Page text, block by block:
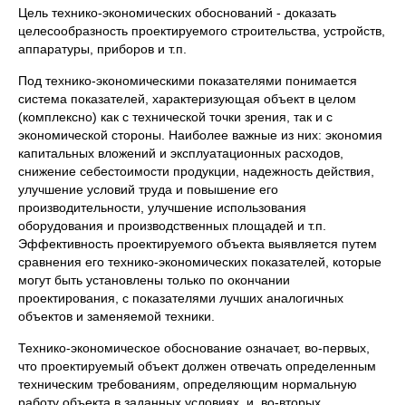
Цель технико-экономических обоснований - доказать
целесообразность проектируемого строительства, устройств,
аппаратуры, приборов и т.п.
Под технико-экономическими показателями понимается
система показателей, характеризующая объект в целом
(комплексно) как с технической точки зрения, так и с
экономической стороны. Наиболее важные из них: экономия
капитальных вложений и эксплуатационных расходов,
снижение себестоимости продукции, надежность действия,
улучшение условий труда и повышение его
производительности, улучшение использования
оборудования и производственных площадей и т.п.
Эффективность проектируемого объекта выявляется путем
сравнения его технико-экономических показателей, которые
могут быть установлены только по окончании
проектирования, с показателями лучших аналогичных
объектов и заменяемой техники.
Технико-экономическое обоснование означает, во-первых,
что проектируемый объект должен отвечать определенным
техническим требованиям, определяющим нормальную